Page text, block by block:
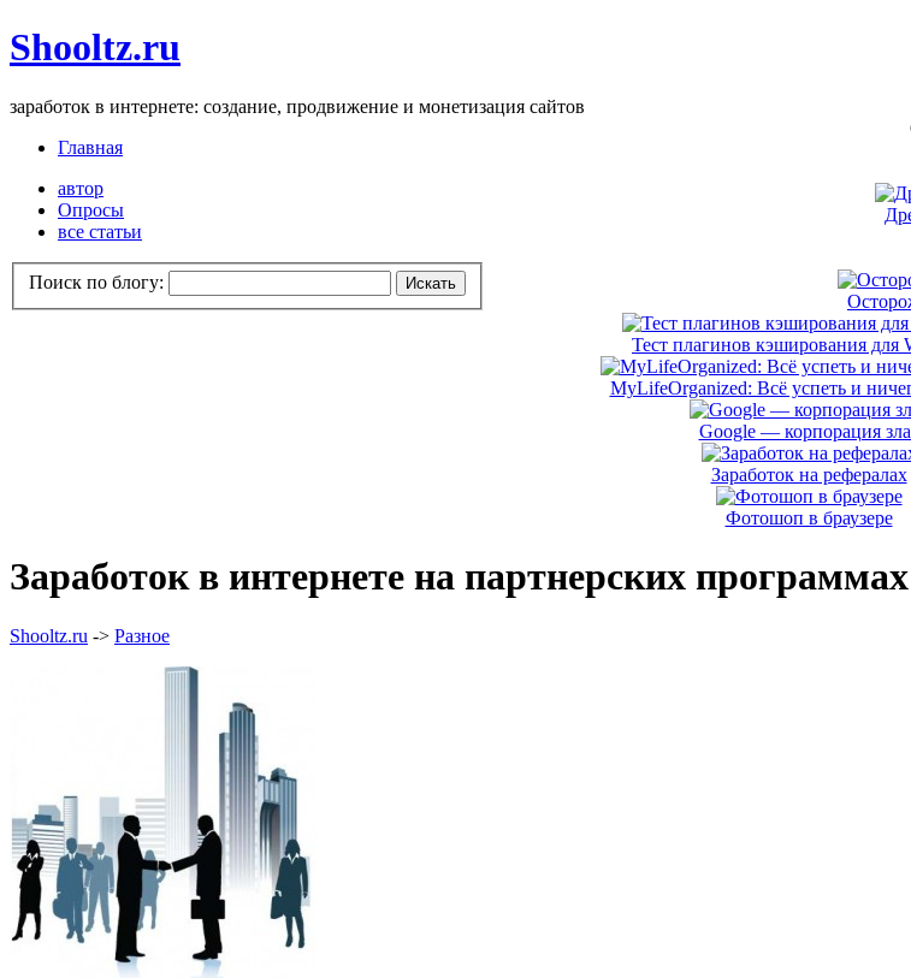
Shooltz.ru
заработок в интернете: создание, продвижение и монетизация сайтов
Главная
автор
Опросы
все статьи
Поиск по блогу:
Тест плагинов кэширования для
MyLifeOrganized: Всё успеть и
Google — корпорация
Заработок на рефералах
Фотошоп в браузере
Заработок в интернете на партнерских программах
Shooltz.ru -> Разное